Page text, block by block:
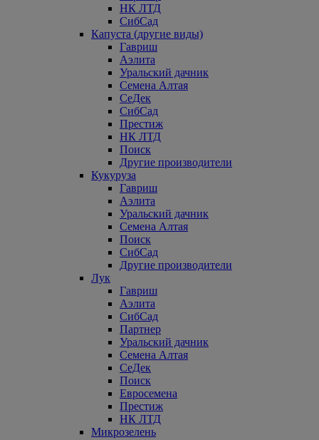
НК ЛТД
СибСад
Капуста (другие виды)
Гавриш
Аэлита
Уральский дачник
Семена Алтая
СеДек
СибСад
Престиж
НК ЛТД
Поиск
Другие производители
Кукуруза
Гавриш
Аэлита
Уральский дачник
Семена Алтая
Поиск
СибСад
Другие производители
Лук
Гавриш
Аэлита
СибСад
Партнер
Уральский дачник
Семена Алтая
СеДек
Поиск
Евросемена
Престиж
НК ЛТД
Микрозелень